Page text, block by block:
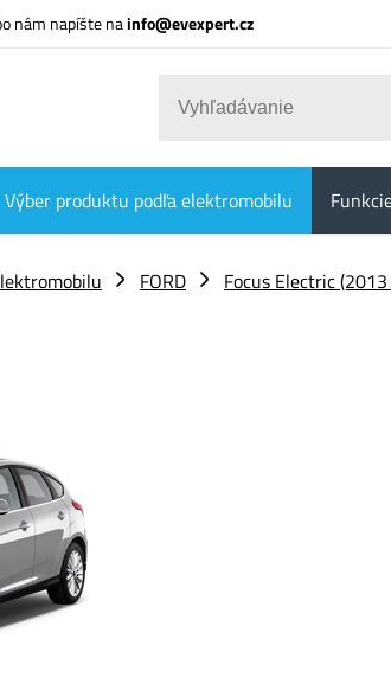
nám napíšte nainfo@evexpert.cz
Výber produktu podľa elektromobilu
FORD Focus Electric